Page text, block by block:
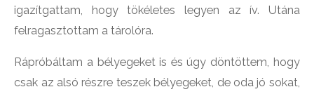
igazítgattam, hogy tökéletes legyen az ív. Utána
felragasztottam a tárolóra.
Rápróbáltam a bélyegeket is és úgy döntöttem, hogy
csak az alsó részre teszek bélyegeket, de oda jó sokat,